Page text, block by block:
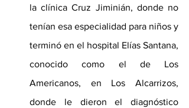
la clínica Cruz Jiminián, donde no
tenían esa especialidad para niños y
terminó en el hospital Elías Santana,
conocido como el de Los
Americanos, en Los Alcarrizos,
donde le dieron el diagnóstico